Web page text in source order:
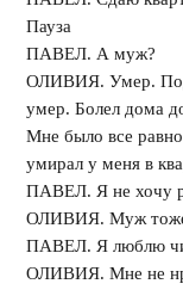
Пауза
ПАВЕЛ. А муж?
ОЛИВИЯ. Умер.
умер. Болел дома
Мне было все
умирал у меня в
ПАВЕЛ. Я не хочу
ОЛИВИЯ. Муж тоже
ПАВЕЛ. Я люблю
ОЛИВИЯ. Мне не